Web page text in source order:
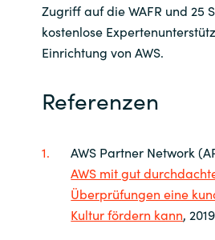
Zugriff auf die WAFR und 25
kostenlose
Einrichtung von AWS.
Referenzen
AWS Partner Network
AWS mit gut
Überprüfungen eine
Kultur fördern kann,